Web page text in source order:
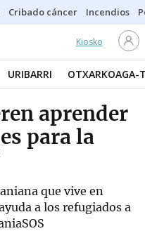
Cribado cáncer Incendios
Kiosko
URIBARRI OTXARKOAGA-
aprender
para la
que vive en
a los refugiados a